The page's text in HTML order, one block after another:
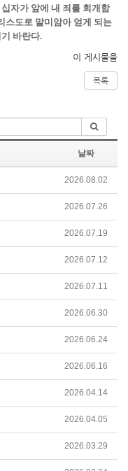
자가 앞에 내 죄를 회개함
스도로 말미암아 얻게 되는
바란다.
이 게시물을
목록
날짜
2026.08.02
2026.07.26
2026.07.19
2026.07.12
2026.07.11
2026.06.30
2026.06.24
2026.06.16
2026.04.14
2026.04.05
2026.03.29